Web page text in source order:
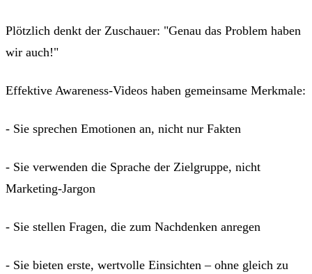
Plötzlich denkt der Zuschauer: "Genau das Problem haben
wir auch!"
Effektive Awareness-Videos haben gemeinsame Merkmale:
- Sie sprechen Emotionen an, nicht nur Fakten
- Sie verwenden die Sprache der Zielgruppe, nicht
Marketing-Jargon
- Sie stellen Fragen, die zum Nachdenken anregen
- Sie bieten erste, wertvolle Einsichten – ohne gleich zu